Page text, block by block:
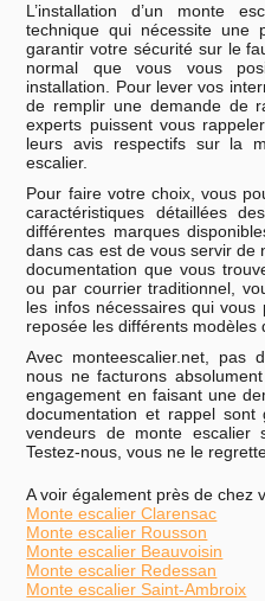
L’installation d’un monte
technique qui nécessite une
garantir votre sécurité sur le
normal que vous vous
installation. Pour lever vos
de remplir une demande de
experts puissent vous
leurs avis respectifs sur la
escalier.
Pour faire votre choix, vous
caractéristiques détaillées
différentes marques
dans cas est de vous servir de
documentation que vous
ou par courrier traditionnel,
les infos nécessaires qui
reposée les différents modèles
Avec monteescalier.net, pas
nous ne facturons
engagement en faisant une
documentation et rappel
vendeurs de monte escalier
Testez-nous, vous ne le
A voir également près de chez
Monte escalier Clarensac
Monte escalier Rousson
Monte escalier Beauvoisin
Monte escalier Redessan
Monte escalier Saint-Ambroix